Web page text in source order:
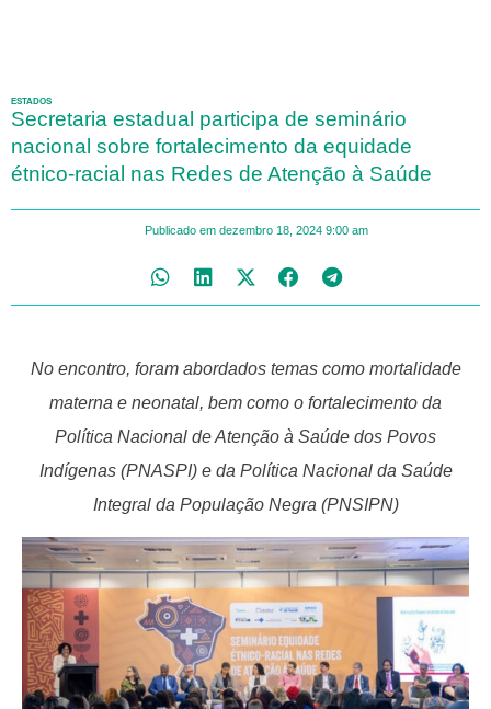
ESTADOS
Secretaria estadual participa de seminário
nacional sobre fortalecimento da equidade
étnico-racial nas Redes de Atenção à Saúde
Publicado em dezembro 18, 2024 9:00 am
No encontro, foram abordados temas como mortalidade
materna e neonatal, bem como o fortalecimento da
Política Nacional de Atenção à Saúde dos Povos
Indígenas (PNASPI) e da Política Nacional da Saúde
Integral da População Negra (PNSIPN)